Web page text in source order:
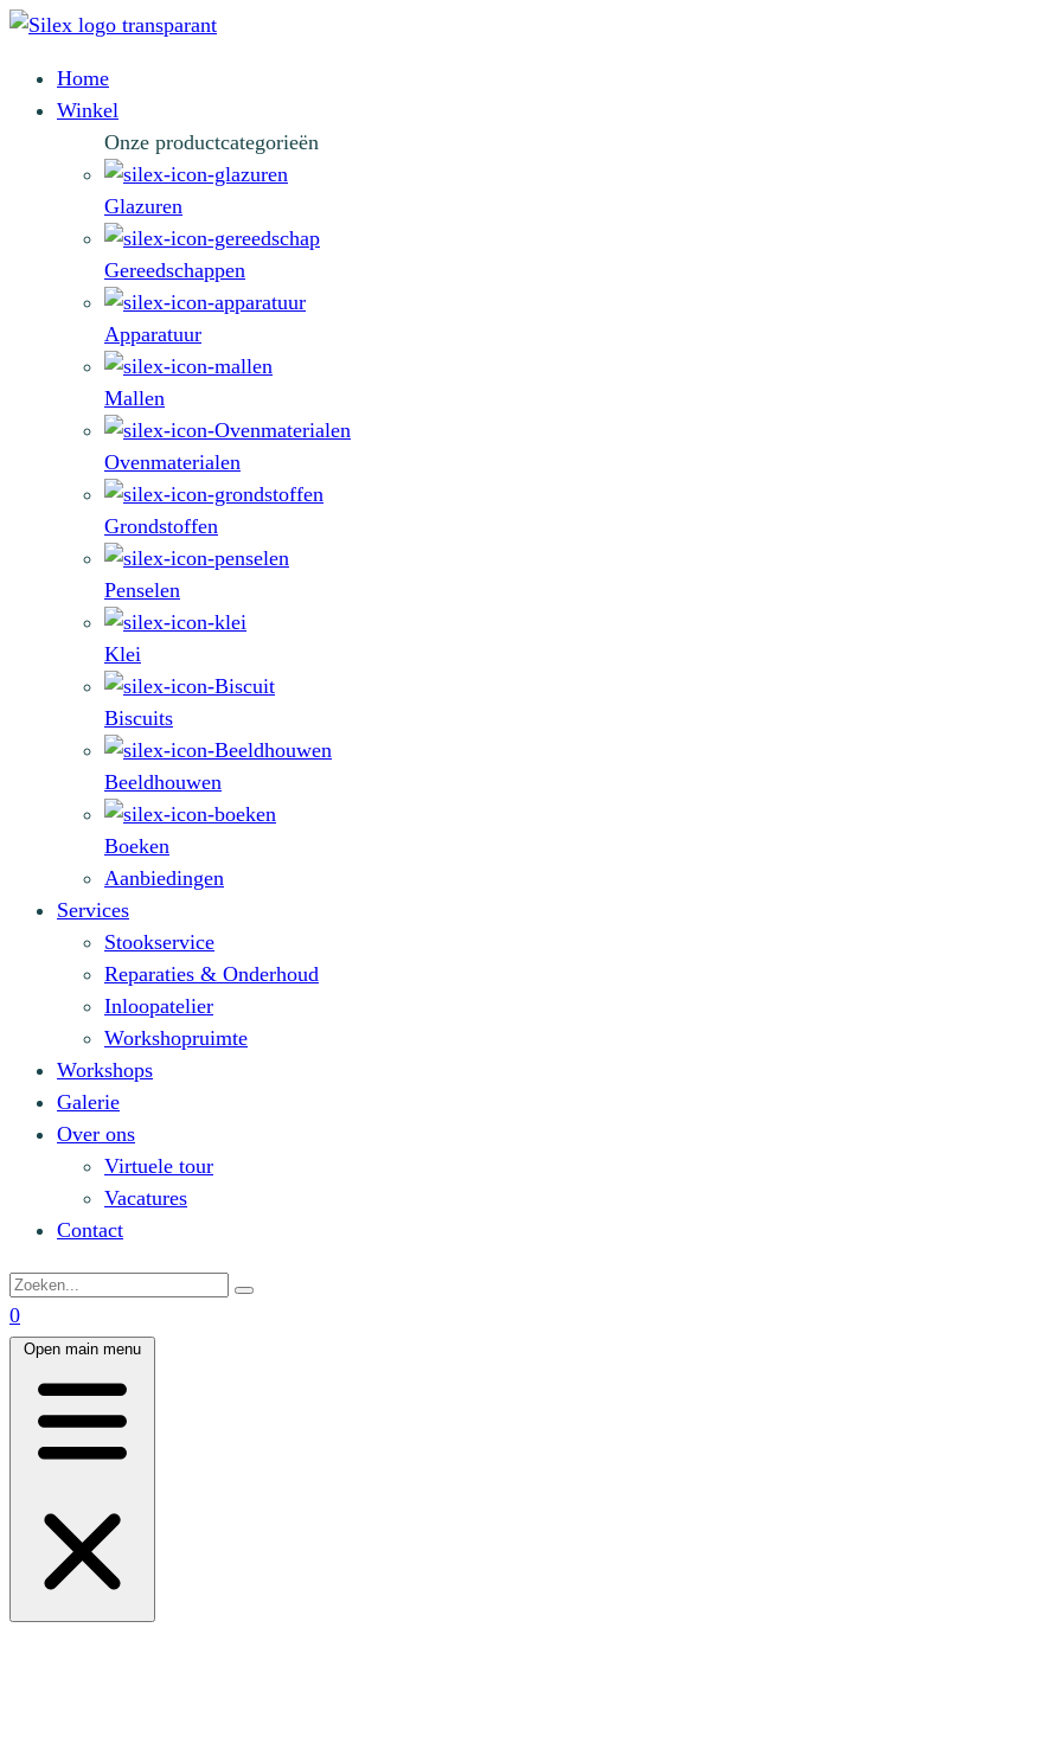
Home
Winkel
Onze productcategorieën
Glazuren
Gereedschappen
Apparatuur
Mallen
Ovenmaterialen
Grondstoffen
Penselen
Klei
Biscuits
Beeldhouwen
Boeken
Aanbiedingen
Services
Stookservice
Reparaties & Onderhoud
Inloopatelier
Workshopruimte
Workshops
Galerie
Over ons
Virtuele tour
Vacatures
Contact
0
Open main menu